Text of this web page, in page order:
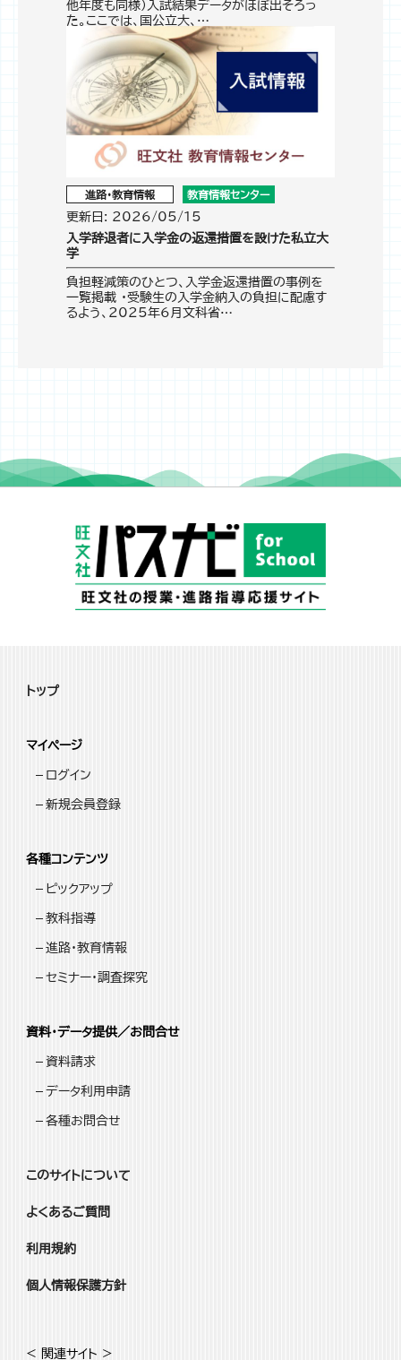
他年度も同様）入試結果データがほぼ出そろっ
た。ここでは、国公立大、…
進路・教育情報 教育情報センター
更新日: 2026/05/15
入学辞退者に入学金の返還措置を設けた私立大
学
負担軽減策のひとつ、入学金返還措置の事例を
一覧掲載 ・受験生の入学金納入の負担に配慮す
るよう、2025年6月文科省…
トップ
マイページ
ログイン
新規会員登録
各種コンテンツ
ピックアップ
教科指導
進路・教育情報
セミナー・調査探究
資料・データ提供／お問合せ
資料請求
データ利用申請
各種お問合せ
このサイトについて
よくあるご質問
利用規約
個人情報保護方針
< 関連サイト >